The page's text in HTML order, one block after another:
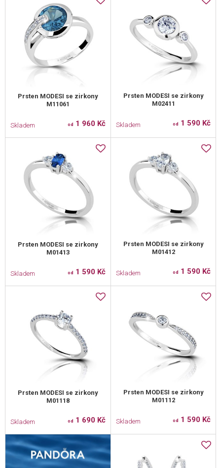
Prsten MODESI se zirkony
M11061
Skladem od 1 960 Kč
Prsten MODESI se zirkony
M02411
Skladem od 1 590 Kč
Prsten MODESI se zirkony
M01413
Skladem od 1 590 Kč
Prsten MODESI se zirkony
M01412
Skladem od 1 590 Kč
Prsten MODESI se zirkony
M01118
Skladem od 1 690 Kč
Prsten MODESI se zirkony
M01112
Skladem od 1 590 Kč